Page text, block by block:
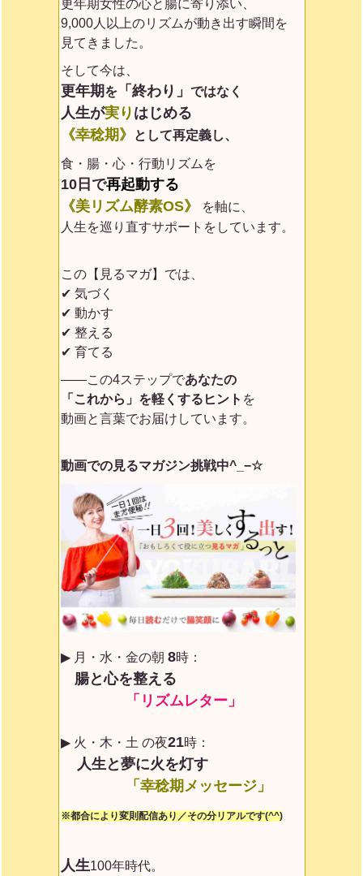
更年期女性の心と腸に寄り添い、
9,000人以上のリズムが動き出す瞬間を
見てきました。
そして今は、
更年期を「終わり」 ではなく
人生が実り はじめる
《幸稔期》
として再定義し、
食・腸・心・行動リズムを
10日で再起動する
《美リズム酵素OS》
を軸に、
人生を巡り直すサポートをしています。
この【見るマガ】では、
✔ 気づく
✔ 動かす
✔ 整える
✔ 育てる
——この4ステップであなたの
「これから」を軽くするヒント を
動画と言葉でお届けしています。
動画での見るマガジン挑戦中^_−☆
▶ 月・水・金の朝 8時：
腸と心を整える
「リズムレター」
▶ 火・木・土 の夜21時：
人生と夢に火を灯す
「幸稔期メッセージ」
※都合により変則配信あり／その分リアルです(^^)
人生100年時代。